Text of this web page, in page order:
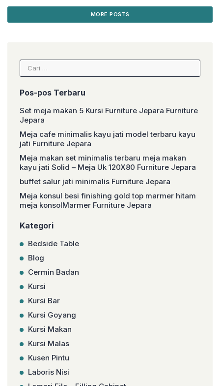
lapis kertas single fish dan kardus tebal
MORE POSTS
Cari
untuk:
Pos-pos Terbaru
Set meja makan 5 Kursi Furniture Jepara Furniture
Jepara
Meja cafe minimalis kayu jati model terbaru kayu
jati Furniture Jepara
Meja makan set minimalis terbaru meja makan
kayu jati Solid – Meja Uk 120X80 Furniture Jepara
buffet salur jati minimalis Furniture Jepara
Meja konsul besi finishing gold top marmer hitam
meja konsolMarmer Furniture Jepara
Kategori
Bedside Table
Blog
Cermin Badan
Kursi
Kursi Bar
Kursi Goyang
Kursi Makan
Kursi Malas
Kusen Pintu
Laboris Nisi